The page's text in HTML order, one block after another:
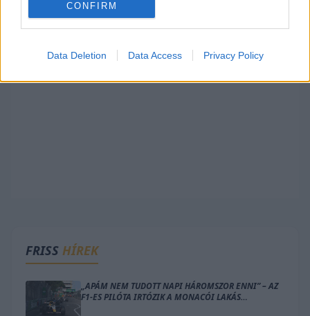
CONFIRM
Data Deletion Data Access Privacy Policy
FRISS HÍREK
„APÁM NEM TUDOTT NAPI HÁROMSZOR ENNI” – AZ
F1-ES PILÓTA IRTÓZIK A MONACÓI LAKÁS